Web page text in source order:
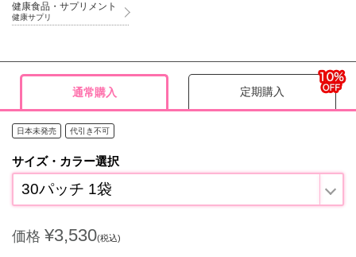
健康食品・サプリメント
健康サプリ
通常購入 定期購入
日本未発売 代引き不可
サイズ・カラー選択
30パッチ 1袋
価格 ¥3,530(税込)